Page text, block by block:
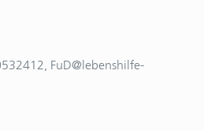
FuD@lebenshilfe-